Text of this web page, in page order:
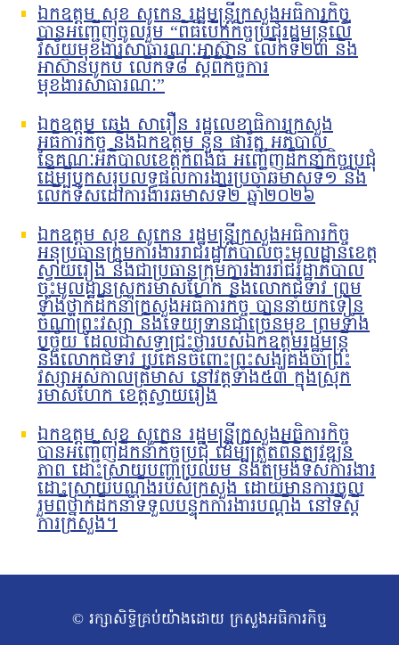
ឯកឧត្តម សុខ សូកេន រដ្ឋមន្រ្តីក្រសួងអធិការកិច្ច
បានអញ្ជើញចូលរួម “ពិធីបើកកិច្ចប្រជុំរដ្ឋមន្ត្រីលើ
វិស័យមុខងារសាធារណៈអាស៊ាន លើកទី២៣ និង
អាស៊ានបូកបី លើកទី៨ ស្តីពីកិច្ចការ
មុខងារសាធារណៈ”
ឯកឧត្តម ឆេង សារឿន រដ្ឋលេខាធិការក្រសួង
អធិការកិច្ច និងឯកឧត្តម នួន ផារ័ត្ន អភិបាល
នៃគណៈអភិបាលខេត្តកំពង់ធំ អញ្ជើញដឹកនាំកិច្ចប្រជុំ
ដើម្បីបូកសរុបលទ្ធផលការងារប្រចាំឆមាសទី១ និង
លើកទិសដៅការងារឆមាសទី២ ឆ្នាំ២០២៦
ឯកឧត្តម សុខ សូកេន រដ្ឋមន្រ្តីក្រសួងអធិការកិច្ច
អនុប្រធានក្រុមការងាររាជរដ្ឋាភិបាលចុះមូលដ្ឋានខេត្ត
ស្វាយរៀង និងជាប្រធានក្រុមការងាររាជរដ្ឋាភិបាល
ចុះមូលដ្ឋានស្រុករមាសហែក និងលោកជំទាវ ព្រម
ទាំងថ្នាក់ដឹកនាំក្រសួងអធិការកិច្ច បាននាំយកទៀន
ចំណាំព្រះវស្សា និងទេយ្យទានជាច្រើនមុខ ព្រមទាំង
បច្ច័យ ដែលជាសទ្ធាជ្រះថ្លារបស់ឯកឧត្តមរដ្ឋមន្រ្តី
និងលោកជំទាវ ប្រគេនចំពោះព្រះសង្ឃគង់ចាំព្រះ
វស្សាអស់កាលត្រីមាស នៅវត្តទាំង៥៣ ក្នុងស្រុក
រមាសហែក ខេត្តស្វាយរៀង
ឯកឧត្តម សុខ សូកេន រដ្ឋមន្រ្តីក្រសួងអធិការកិច្ច
បានអញ្ជើញដឹកនាំកិច្ចប្រជុំ ដើម្បីត្រួតពិនិត្យវឌ្ឍន
ភាព ដោះស្រាយបញ្ហាប្រឈម និងតម្រង់ទិសការងារ
ដោះស្រាយបណ្តឹងរបស់ក្រសួង ដោយមានការចូល
រួមពីថ្នាក់ដឹកនាំទទួលបន្ទុកការងារបណ្ដឹង នៅទីស្ដី
ការក្រសួង។
© រក្សាសិទ្ធិគ្រប់យ៉ាងដោយ ក្រសួងអធិការកិច្ច